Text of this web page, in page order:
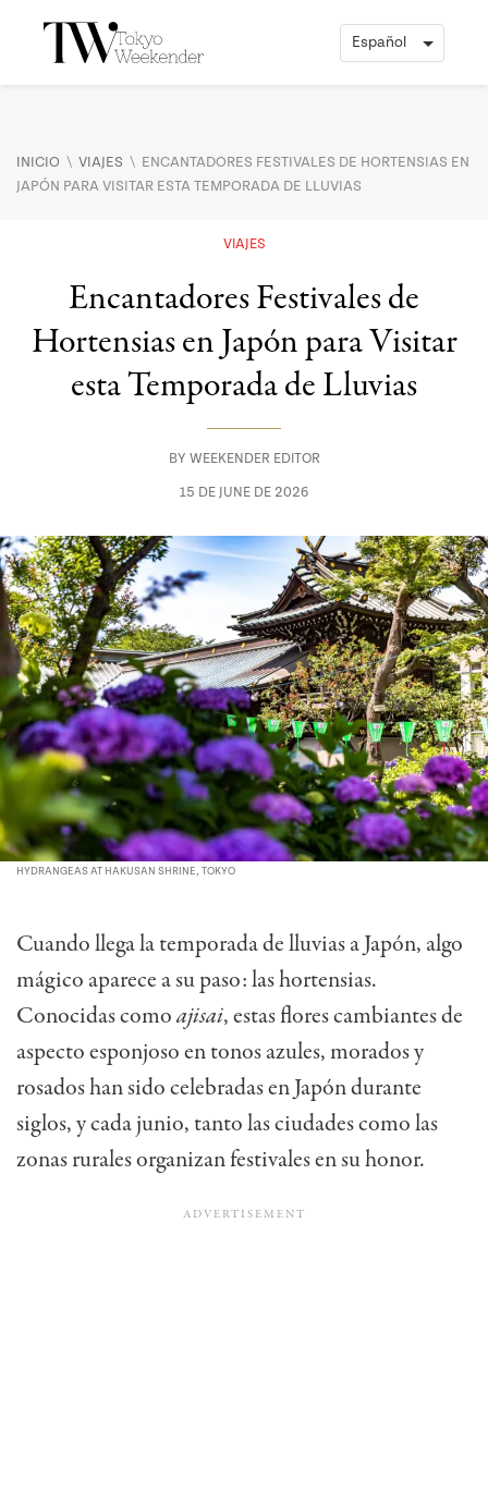
INICIO \ VIAJES \ ENCANTADORES FESTIVALES DE HORTENSIAS EN
JAPÓN PARA VISITAR ESTA TEMPORADA DE LLUVIAS
VIAJES
Encantadores Festivales de
Hortensias en Japón para Visitar
esta Temporada de Lluvias
BY WEEKENDER EDITOR
15 DE JUNE DE 2026
HYDRANGEAS AT HAKUSAN SHRINE, TOKYO
Cuando llega la temporada de lluvias a Japón, algo
mágico aparece a su paso: las hortensias.
Conocidas comoajisai, estas flores cambiantes de
aspecto esponjoso en tonos azules, morados y
rosados han sido celebradas en Japón durante
siglos, y cada junio, tanto las ciudades como las
zonas rurales organizan festivales en su honor.